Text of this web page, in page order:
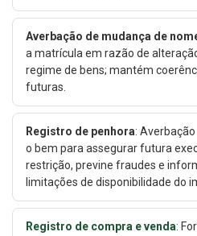
Averbação de mudança de
a matrícula em razão de
regime de bens; mantém
futuras.
Registro de penhora:
o bem para assegurar futura
restrição, previne fraudes e
limitações de disponibilidade do
Registro de compra e venda: